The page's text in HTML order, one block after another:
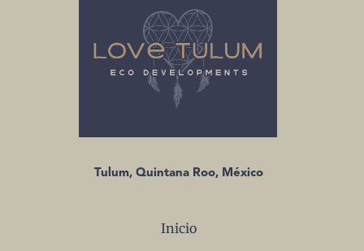
Tulum, Quintana Roo, México
Inicio